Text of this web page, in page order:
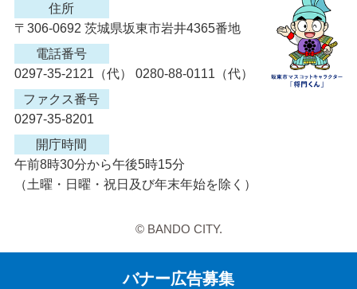
住所
〒306-0692 茨城県坂東市岩井4365番地
電話番号
0297-35-2121（代） 0280-88-0111（代）
ファクス番号
0297-35-8201
開庁時間
午前8時30分から午後5時15分
（土曜・日曜・祝日及び年末年始を除く）
© BANDO CITY.
バナー広告募集